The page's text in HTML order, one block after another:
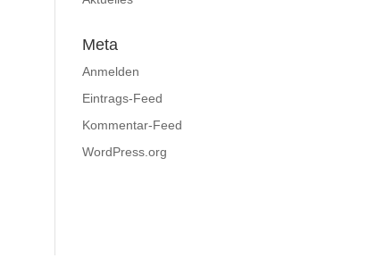
Meta
Anmelden
Eintrags-Feed
Kommentar-Feed
WordPress.org